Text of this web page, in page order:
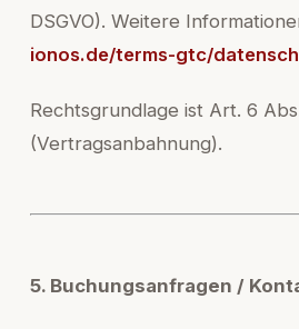
DSGVO). Weitere
ionos.de/terms-gtc/
Rechtsgrundlage ist Art. 6
(Vertragsanbahnung).
5. Buchungsanfragen /